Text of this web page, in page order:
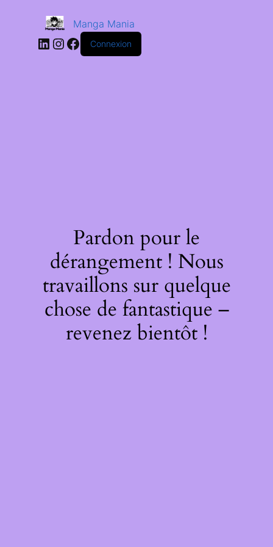
Manga Mania
Connexion
Pardon pour le
dérangement ! Nous
travaillons sur quelque
chose de fantastique –
revenez bientôt !